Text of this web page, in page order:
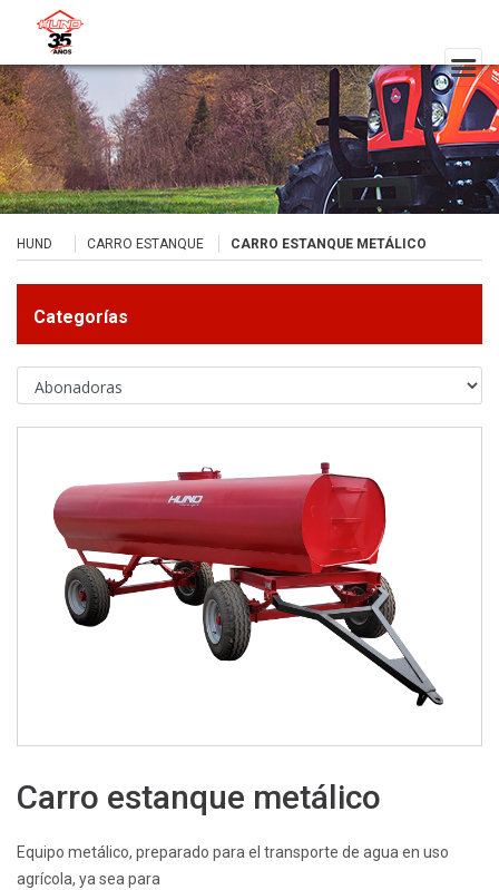
HUND CARRO ESTANQUE CARRO ESTANQUE METÁLICO
Categorías
Carro estanque metálico
Equipo metálico, preparado para el transporte de agua en uso
agrícola, ya sea para